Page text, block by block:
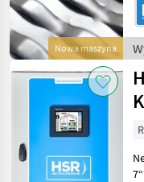
Nowa maszyna